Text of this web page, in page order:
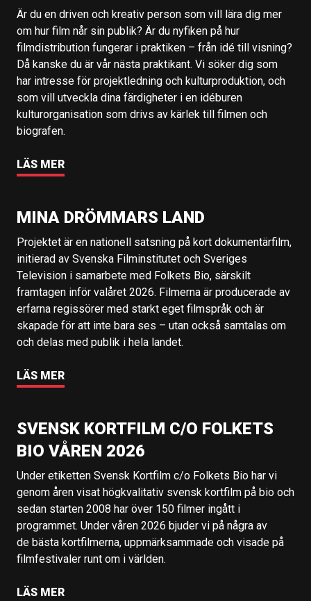
Är du en driven och kreativ person som vill lära dig mer
om hur film når sin publik? Är du nyfiken på hur
filmdistribution fungerar i praktiken – från idé till visning?
Då kanske du är vår nästa praktikant. Vi söker dig som
har intresse för projektledning och kulturproduktion, och
som vill utveckla dina färdigheter i en idéburen
kulturorganisation som drivs av kärlek till filmen och
biografen.
LÄS MER
MINA DRÖMMARS LAND
Projektet är en nationell satsning på kort dokumentärfilm,
initierad av Svenska Filminstitutet och Sveriges
Television i samarbete med Folkets Bio, särskilt
framtagen inför valåret 2026. Filmerna är producerade av
erfarna regissörer med starkt eget filmspråk och är
skapade för att inte bara ses – utan också samtalas om
och delas med publik i hela landet.
LÄS MER
SVENSK KORTFILM C/O FOLKETS
BIO VÅREN 2026
Under etiketten Svensk Kortfilm c/o Folkets Bio har vi
genom åren visat högkvalitativ svensk kortfilm på bio och
sedan starten 2008 har över 150 filmer ingått i
programmet. Under våren 2026 bjuder vi på några av
de bästa kortfilmerna, uppmärksammade och visade på
filmfestivaler runt om i världen.
LÄS MER